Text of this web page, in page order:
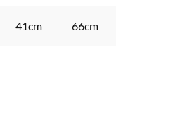
41cm 66cm